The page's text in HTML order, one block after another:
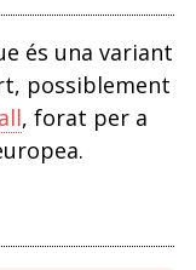
és una variant
possiblement
, forat per a